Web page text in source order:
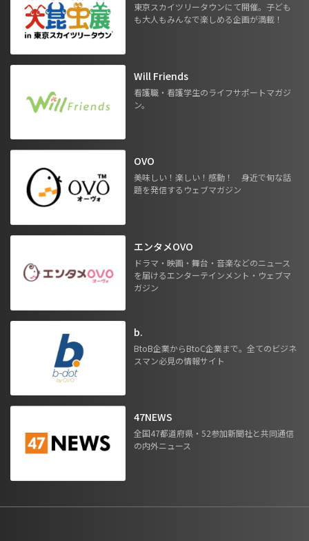
東京スカイツリータウンにて開催。子ども
も大人もみんなで楽しめる企画が満載！
Will Friends
看護職・看護学生のライフサポートマガジ
ン。
OVO
美味しい！楽しい！感動！ 身近で旬な話
題を発信するウェブマガジン
エンタメOVO
ドラマ・映画・舞台・音楽などのニュース
を届けるエンターテインメント・ウェブマ
ガジン
b.
BtoB企業からBtoC企業まで。全てのビジネ
スマン必見の情報サイト
47NEWS
全国47都道府県・52参加新聞社と共同通信
の内外ニュース